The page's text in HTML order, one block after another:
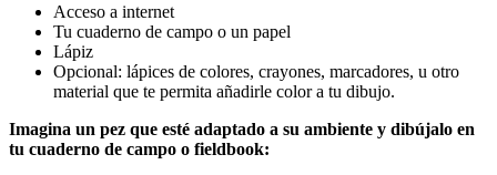
Acceso a internet
Tu cuaderno de campo o un papel
Lápiz
Opcional: lápices de colores, crayones, marcadores, u otro
material que te permita añadirle color a tu dibujo.
Imagina un pez que esté adaptado a su ambiente y dibújalo en
tu cuaderno de campo o fieldbook: